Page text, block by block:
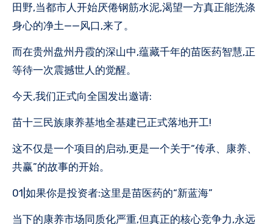
田野,当都市人开始厌倦钢筋水泥,渴望一方真正能洗涤
身心的净土——风口,来了。
而在贵州盘州丹霞的深山中,蕴藏千年的苗医药智慧,正
等待一次震撼世人的觉醒。
今天,我们正式向全国发出邀请:
苗十三民族康养基地全基建已正式落地开工!
这不仅是一个项目的启动,更是一个关于“传承、康养、
共赢”的故事的开始。
01|如果你是投资者:这里是苗医药的“新蓝海”
当下的康养市场同质化严重,但真正的核心竞争力,永远